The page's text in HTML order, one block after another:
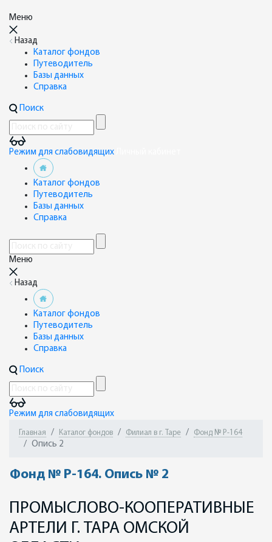
Меню
Назад
Каталог фондов
Путеводитель
Базы данных
Справка
Поиск
Режим для слабовидящих
Каталог фондов
Путеводитель
Базы данных
Справка
Меню
Назад
Каталог фондов
Путеводитель
Базы данных
Справка
Поиск
Режим для слабовидящих
Главная Каталог фондов Филиал в г. Таре Фонд № Р-164
Опись 2
Фонд № Р-164. Опись № 2
ПРОМЫСЛОВО-КООПЕРАТИВНЫЕ
АРТЕЛИ Г. ТАРА ОМСКОЙ